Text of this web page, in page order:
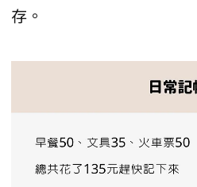
存。